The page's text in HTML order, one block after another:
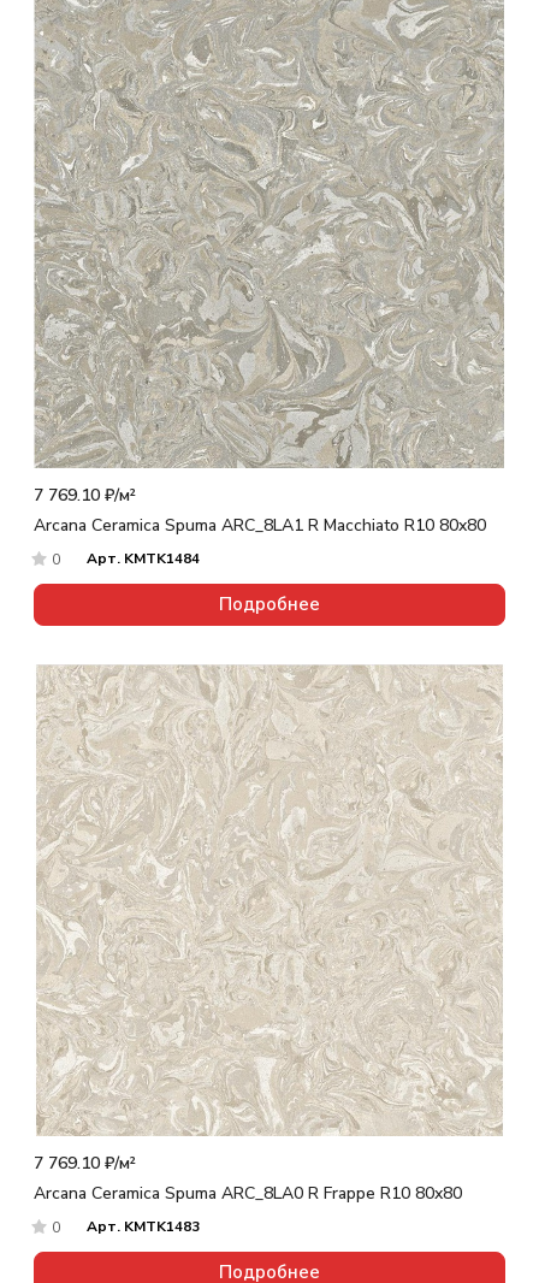
7 769.10 ₽/м²
Arcana Ceramica Spuma ARC_8LA1 R Macchiato R10 80x80
0 Арт. KMTK1484
Подробнее
7 769.10 ₽/м²
Arcana Ceramica Spuma ARC_8LA0 R Frappe R10 80x80
0 Арт. KMTK1483
Подробнее